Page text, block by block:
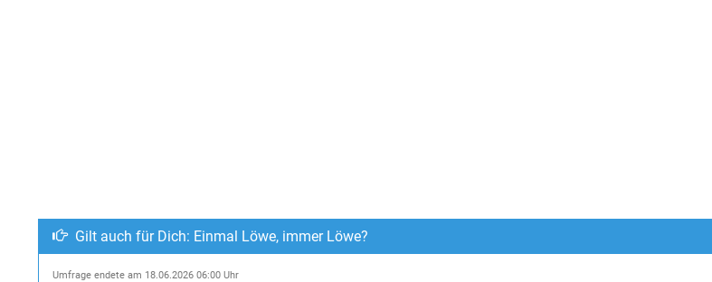
Gilt auch für Dich: Einmal Löwe, immer Löwe?
Umfrage endete am 18.06.2026 06:00 Uhr